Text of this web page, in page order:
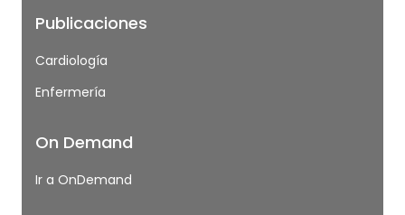
Publicaciones
Cardiología
Enfermería
On Demand
Ir a OnDemand